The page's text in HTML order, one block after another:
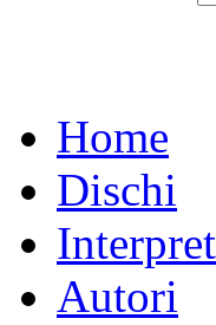
Home
Dischi
Autori